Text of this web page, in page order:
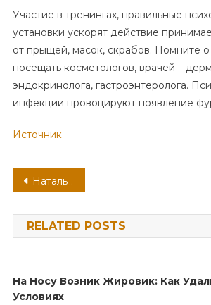
Участие в тренингах, правильные
установки ускорят действие
от прыщей, масок, скрабов. Помните
посещать косметологов, врачей –
эндокринолога, гастроэнтеролога.
инфекции провоцируют появление
Источник
Навигация
по
записям
Наталья Тенякова — картины и биография великого русского художника, одной из самых известных и талантливых художниц-портретистов России, секреты успеха и творческого вдохновения
RELATED POSTS
На Носу Возник Жировик: Как
Условиях